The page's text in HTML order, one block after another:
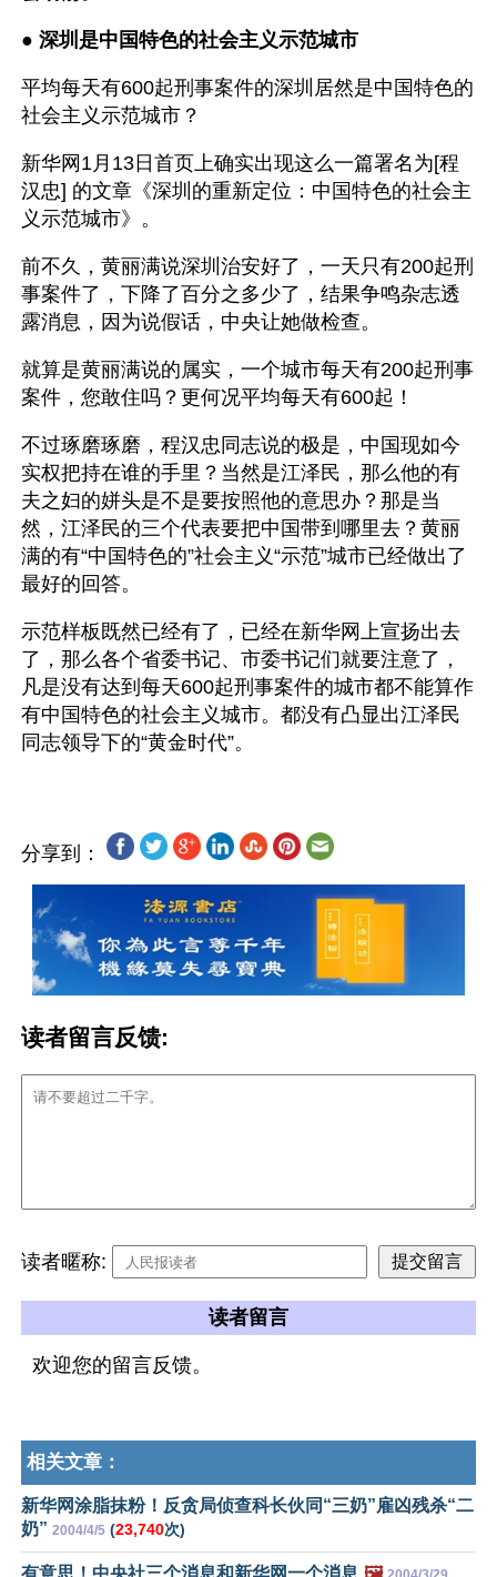
● 深圳是中国特色的社会主义示范城市
平均每天有600起刑事案件的深圳居然是中国特色的
社会主义示范城市？
新华网1月13日首页上确实出现这么一篇署名为[程
汉忠] 的文章《深圳的重新定位：中国特色的社会主
义示范城市》。
前不久，黄丽满说深圳治安好了，一天只有200起刑
事案件了，下降了百分之多少了，结果争鸣杂志透
露消息，因为说假话，中央让她做检查。
就算是黄丽满说的属实，一个城市每天有200起刑事
案件，您敢住吗？更何况平均每天有600起！
不过琢磨琢磨，程汉忠同志说的极是，中国现如今
实权把持在谁的手里？当然是江泽民，那么他的有
夫之妇的姘头是不是要按照他的意思办？那是当
然，江泽民的三个代表要把中国带到哪里去？黄丽
满的有“中国特色的”社会主义“示范”城市已经做出了
最好的回答。
示范样板既然已经有了，已经在新华网上宣扬出去
了，那么各个省委书记、市委书记们就要注意了，
凡是没有达到每天600起刑事案件的城市都不能算作
有中国特色的社会主义城市。都没有凸显出江泽民
分享到：
读者留言反馈:
读者暱称:
读者留言
欢迎您的留言反馈。
相关文章：
新华网涂脂抹粉！反贪局侦查科长伙同“三奶”雇凶残杀“二
奶” 2004/4/5 (23,740次)
有意思！中央社三个消息和新华网一个消息 🖼️